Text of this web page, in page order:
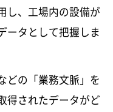
し、工場内の設備が
ータとして把握しま
どの「業務文脈」を
得されたデータがど